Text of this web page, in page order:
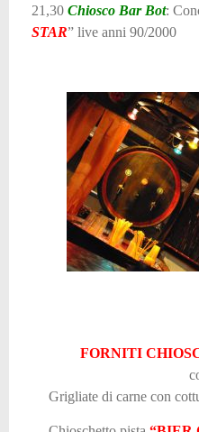
21,30 Chiosco Bar Bot:
STAR” live anni 90/2000
FORNITI
Grigliate di carne con